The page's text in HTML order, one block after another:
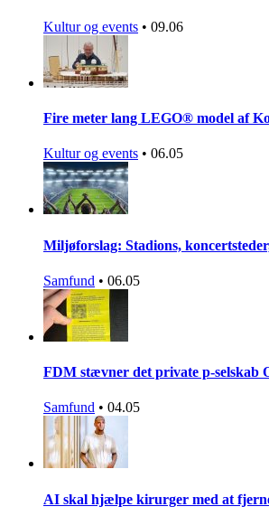
Kultur og events • 09.06
Fire meter lang LEGO® model af
Kultur og events • 06.05
Miljøforslag: Stadions,
Samfund • 06.05
FDM stævner det private p-selskab
Samfund • 04.05
AI skal hjælpe kirurger med at